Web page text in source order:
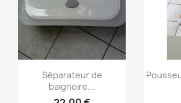
Aperçu rapide
Séparateur de
baignoire...
